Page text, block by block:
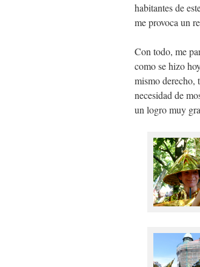
habitantes de
me provoca un
Con todo, me
como se hizo
mismo derecho,
necesidad de
un logro muy